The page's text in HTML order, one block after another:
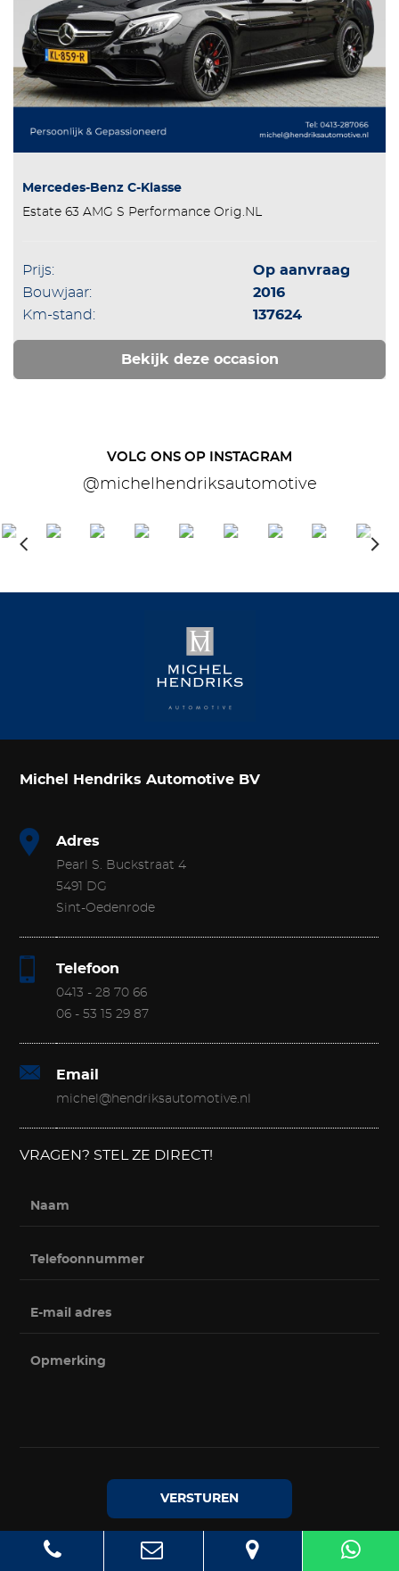
Mercedes-Benz C-Klasse
Estate 63 AMG S Performance Orig.NL
Prijs:
Op aanvraag
Bouwjaar:
2016
Km-stand:
137624
Bekijk deze occasion
VOLG ONS OP INSTAGRAM
@michelhendriksautomotive
Michel Hendriks Automotive BV
Adres
Pearl S. Buckstraat 4
5491 DG
Sint-Oedenrode
Telefoon
0413 - 28 70 66
06 - 53 15 29 87
Email
michel@hendriksautomotive.nl
VRAGEN? STEL ZE DIRECT!
VERSTUREN